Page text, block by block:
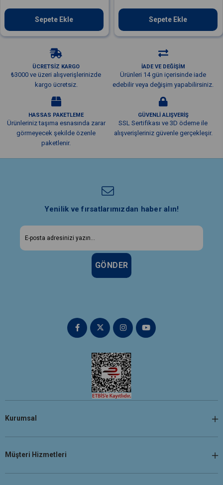
Sepete Ekle Sepete Ekle
ÜCRETSİZ KARGO
₺3000 ve üzeri alışverişlerinizde
kargo ücretsiz.
İADE VE DEĞİŞİM
Ürünleri 14 gün içerisinde iade
edebilir veya değişim yapabilirsiniz.
HASSAS PAKETLEME
Ürünleriniz taşıma esnasında zarar
görmeyecek şekilde özenle
paketlenir.
GÜVENLİ ALIŞVERİŞ
SSL Sertifikası ve 3D ödeme ile
alışverişleriniz güvenle gerçekleşir.
Yenilik ve fırsatlarımızdan haber alın!
GÖNDER
Kurumsal
Müşteri Hizmetleri